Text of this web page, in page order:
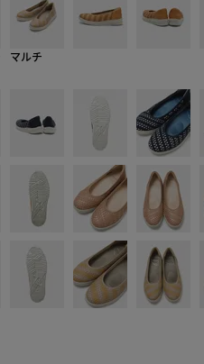
マルチ